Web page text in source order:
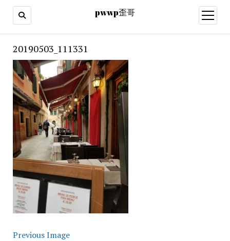
pwwp歪哥
open
menu
20190503_111331
Previous Image